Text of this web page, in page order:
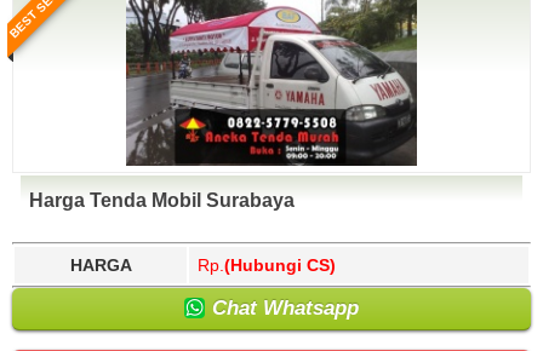
Harga Tenda Mobil Surabaya
HARGA Rp. (Hubungi CS)
Chat Whatsapp